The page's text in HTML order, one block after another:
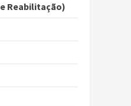
Reabilitação)